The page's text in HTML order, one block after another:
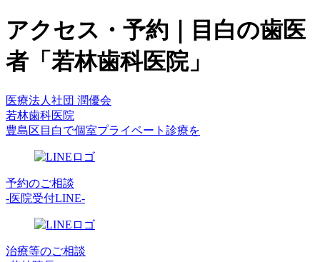
アクセス・予約｜目白の歯医
者「若林歯科医院」
医療法人社団 潤優会
若林歯科医院
豊島区目白で個室プライベート診療を
予約のご相談
-医院受付LINE-
治療等のご相談